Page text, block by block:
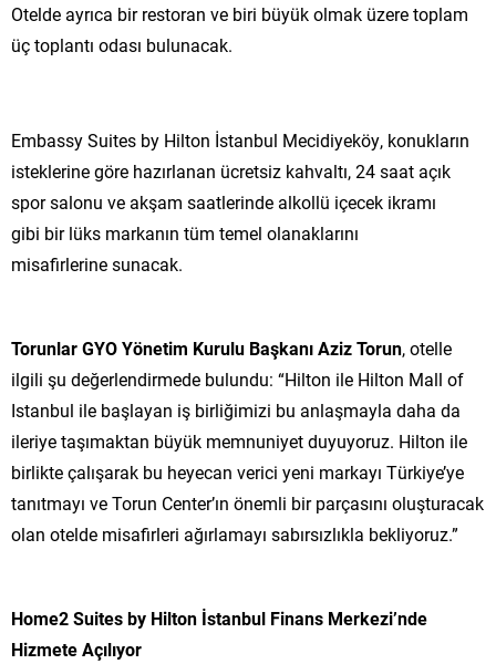
Otelde ayrıca bir restoran ve biri büyük olmak üzere toplam
üç toplantı odası bulunacak.
Embassy Suites by Hilton İstanbul Mecidiyeköy, konukların
isteklerine göre hazırlanan ücretsiz kahvaltı, 24 saat açık
spor salonu ve akşam saatlerinde alkollü içecek ikramı
gibi bir lüks markanın tüm temel olanaklarını
misafirlerine sunacak.
Torunlar GYO Yönetim Kurulu Başkanı Aziz Torun, otelle
ilgili şu değerlendirmede bulundu: “Hilton ile Hilton Mall of
Istanbul ile başlayan iş birliğimizi bu anlaşmayla daha da
ileriye taşımaktan büyük memnuniyet duyuyoruz. Hilton ile
birlikte çalışarak bu heyecan verici yeni markayı Türkiye’ye
tanıtmayı ve Torun Center’ın önemli bir parçasını oluşturacak
olan otelde misafirleri ağırlamayı sabırsızlıkla bekliyoruz.”
Home2 Suites by Hilton İstanbul Finans Merkezi’nde
Hizmete Açılıyor